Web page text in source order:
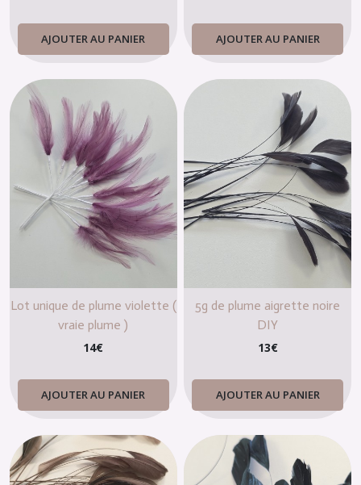
AJOUTER AU PANIER AJOUTER AU PANIER
Lot unique de plume violette (
vraie plume )
14€
AJOUTER AU PANIER
5g de plume aigrette noire
DIY
13€
AJOUTER AU PANIER